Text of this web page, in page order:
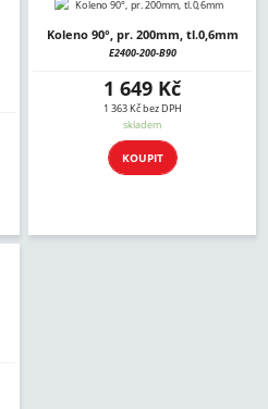
Koleno 90°, pr. 200mm, tl.0,6mm
E2400-200-B90
1 649 Kč
1 363 Kč bez DPH
skladem
KOUPIT